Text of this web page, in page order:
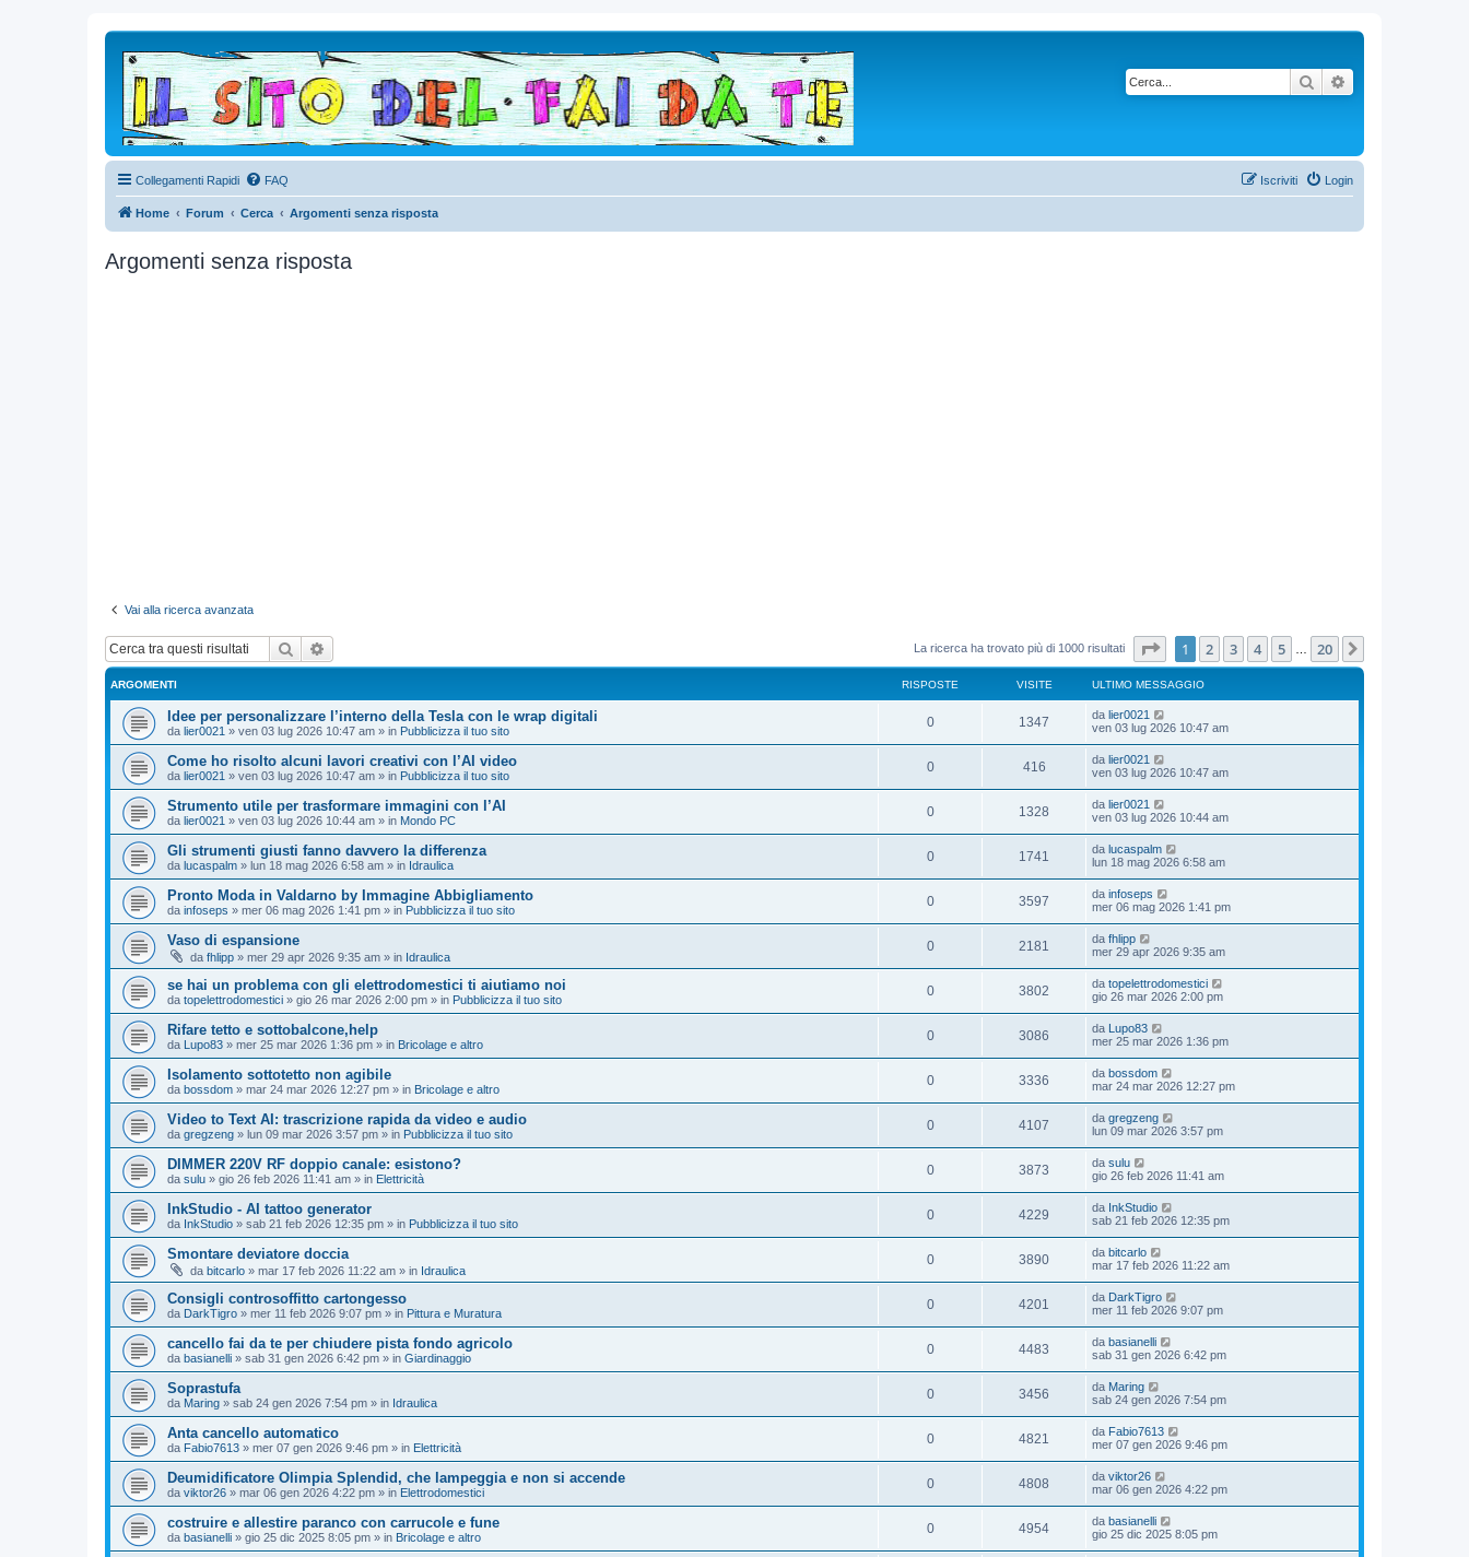
Cerca
Collegamenti Rapidi FAQ Login
Iscriviti
Home Forum Cerca Argomenti senza risposta
Argomenti senza risposta
Vai alla ricerca avanzata
Cerca La ricerca ha trovato più di 1000 risultati Pagina1 di
1 2 3 4 5 20
ARGOMENTI RISPOSTE VISITE ULTIMO MESSAGGIO
Idee per personalizzare l’interno della Tesla con le wrap digitali
da lier0021 » ven 03 lug 2026 10:47 am » in Pubblicizza il tuo sito
0 1347 da lier0021
ven 03 lug 2026 10:47 am
Come ho risolto alcuni lavori creativi con l’AI video
da lier0021 » ven 03 lug 2026 10:47 am » in Pubblicizza il tuo sito
0 416 da lier0021
ven 03 lug 2026 10:47 am
Strumento utile per trasformare immagini con l’AI
da lier0021 » ven 03 lug 2026 10:44 am » in Mondo PC
0 1328 da lier0021
ven 03 lug 2026 10:44 am
Gli strumenti giusti fanno davvero la differenza
da lucaspalm » lun 18 mag 2026 6:58 am » in Idraulica
0 1741 da lucaspalm
lun 18 mag 2026 6:58 am
Pronto Moda in Valdarno by Immagine Abbigliamento
da infoseps » mer 06 mag 2026 1:41 pm » in Pubblicizza il tuo sito
0 3597 da infoseps
mer 06 mag 2026 1:41 pm
Vaso di espansione
da fhlipp » mer 29 apr 2026 9:35 am » in Idraulica
0 2181 da fhlipp
mer 29 apr 2026 9:35 am
se hai un problema con gli elettrodomestici ti aiutiamo noi
da topelettrodomestici » gio 26 mar 2026 2:00 pm » in Pubblicizza il tuo sito
0 3802 da topelettrodomestici
gio 26 mar 2026 2:00 pm
Rifare tetto e sottobalcone,help
da Lupo83 » mer 25 mar 2026 1:36 pm » in Bricolage e altro
0 3086 da Lupo83
mer 25 mar 2026 1:36 pm
Isolamento sottotetto non agibile
da bossdom » mar 24 mar 2026 12:27 pm » in Bricolage e altro
0 3336 da bossdom
mar 24 mar 2026 12:27 pm
Video to Text AI: trascrizione rapida da video e audio
da gregzeng » lun 09 mar 2026 3:57 pm » in Pubblicizza il tuo sito
0 4107 da gregzeng
lun 09 mar 2026 3:57 pm
DIMMER 220V RF doppio canale: esistono?
da sulu » gio 26 feb 2026 11:41 am » in Elettricità
0 3873 da sulu
gio 26 feb 2026 11:41 am
InkStudio - AI tattoo generator
da InkStudio » sab 21 feb 2026 12:35 pm » in Pubblicizza il tuo sito
0 4229 da InkStudio
sab 21 feb 2026 12:35 pm
Smontare deviatore doccia
da bitcarlo » mar 17 feb 2026 11:22 am » in Idraulica
0 3890 da bitcarlo
mar 17 feb 2026 11:22 am
Consigli controsoffitto cartongesso
da DarkTigro » mer 11 feb 2026 9:07 pm » in Pittura e Muratura
0 4201 da DarkTigro
mer 11 feb 2026 9:07 pm
cancello fai da te per chiudere pista fondo agricolo
da basianelli » sab 31 gen 2026 6:42 pm » in Giardinaggio
0 4483 da basianelli
sab 31 gen 2026 6:42 pm
Soprastufa
da Maring » sab 24 gen 2026 7:54 pm » in Idraulica
0 3456 da Maring
sab 24 gen 2026 7:54 pm
Anta cancello automatico
da Fabio7613 » mer 07 gen 2026 9:46 pm » in Elettricità
0 4821 da Fabio7613
mer 07 gen 2026 9:46 pm
Deumidificatore Olimpia Splendid, che lampeggia e non si accende
da viktor26 » mar 06 gen 2026 4:22 pm » in Elettrodomestici
0 4808 da viktor26
mar 06 gen 2026 4:22 pm
costruire e allestire paranco con carrucole e fune
da basianelli » gio 25 dic 2025 8:05 pm » in Bricolage e altro
0 4954 da basianelli
gio 25 dic 2025 8:05 pm